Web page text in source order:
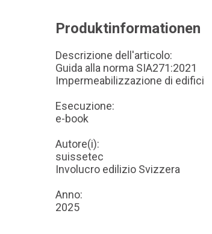
Produktinformationen
Descrizione dell'articolo:
Guida alla norma SIA271:2021
Impermeabilizzazione di edifici
Esecuzione:
e-book
Autore(i):
suissetec
Involucro edilizio Svizzera
Anno:
2025